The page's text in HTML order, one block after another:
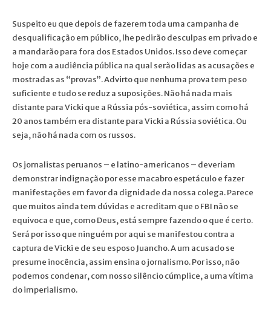
Suspeito eu que depois de fazerem toda uma campanha de
desqualificação em público, lhe pedirão desculpas em privado e
a mandarão para fora dos Estados Unidos. Isso deve começar
hoje com a audiência pública na qual serão lidas as acusações e
mostradas as “provas”. Advirto que nenhuma prova tem peso
suficiente e tudo se reduz a suposições. Não há nada mais
distante para Vicki que a Rússia pós-soviética, assim como há
20 anos também era distante para Vicki a Rússia soviética. Ou
seja, não há nada com os russos.
Os jornalistas peruanos – e latino-americanos – deveriam
demonstrar indignação por esse macabro espetáculo e fazer
manifestações em favor da dignidade da nossa colega. Parece
que muitos ainda tem dúvidas e acreditam que o FBI não se
equivoca e que, como Deus, está sempre fazendo o que é certo.
Será por isso que ninguém por aqui se manifestou contra a
captura de Vicki e de seu esposo Juancho. A um acusado se
presume inocência, assim ensina o jornalismo. Por isso, não
podemos condenar, com nosso silêncio cúmplice, a uma vítima
do imperialismo.